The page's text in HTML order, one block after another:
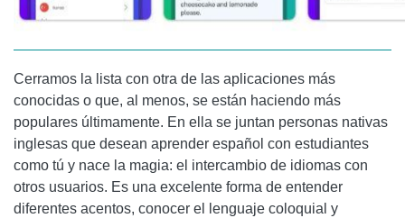
Cerramos la lista con otra de las aplicaciones más
conocidas o que, al menos, se están haciendo más
populares últimamente. En ella se juntan personas nativas
inglesas que desean aprender español con estudiantes
como tú y nace la magia: el intercambio de idiomas con
otros usuarios. Es una excelente forma de entender
diferentes acentos, conocer el lenguaje coloquial y